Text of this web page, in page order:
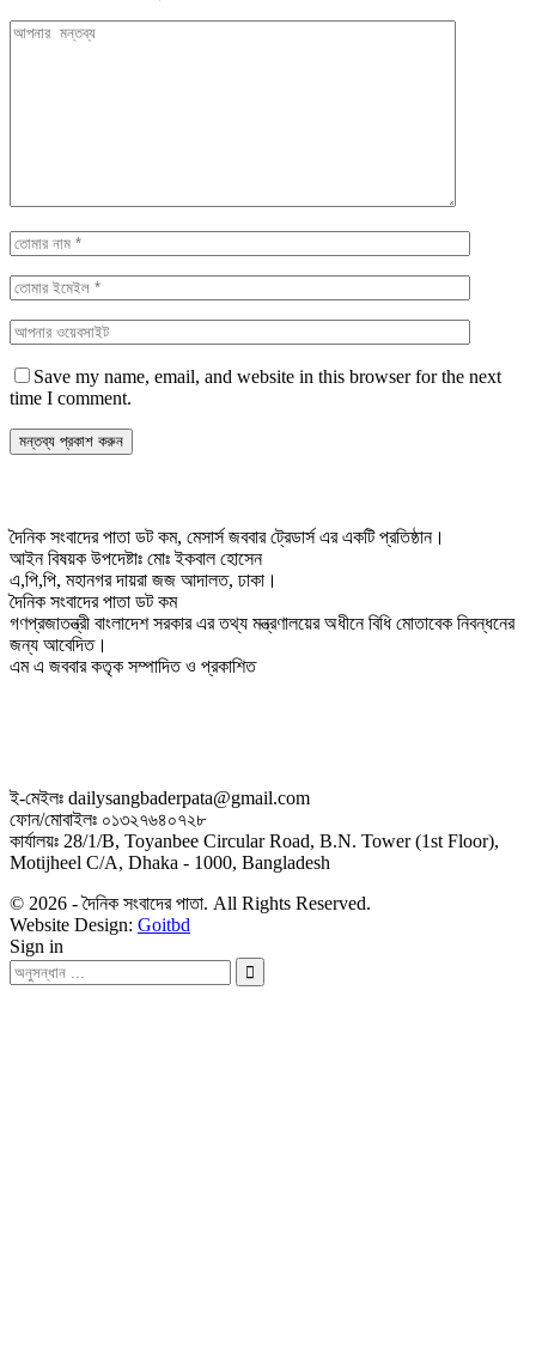
Save my name, email, and website in this browser for the next
time I comment.
দৈনিক সংবাদের পাতা ডট কম, মেসার্স জববার ট্রেডার্স এর একটি প্রতিষ্ঠান।
আইন বিষয়ক উপদেষ্টাঃ মোঃ ইকবাল হোসেন
এ,পি,পি, মহানগর দায়রা জজ আদালত, ঢাকা।
দৈনিক সংবাদের পাতা ডট কম
গণপ্রজাতন্ত্রী বাংলাদেশ সরকার এর তথ্য মন্ত্রণালয়ের অধীনে বিধি মোতাবেক নিবন্ধনের
জন্য আবেদিত।
এম এ জববার কতৃক সম্পাদিত ও প্রকাশিত
ই-মেইলঃ dailysangbaderpata@gmail.com
ফোন/মোবাইলঃ ০১৩২৭৬৪০৭২৮
কার্যালয়ঃ 28/1/B, Toyanbee Circular Road, B.N. Tower (1st Floor),
Motijheel C/A, Dhaka - 1000, Bangladesh
© 2026 - দৈনিক সংবাদের পাতা. All Rights Reserved.
Website Design: Goitbd
Sign in